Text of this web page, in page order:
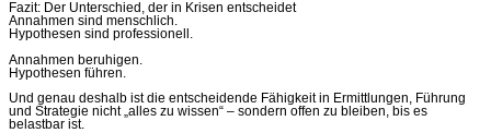
Fazit: Der Unterschied, der in Krisen entscheidet
Annahmen sind menschlich.
Hypothesen sind professionell.
Annahmen beruhigen.
Hypothesen führen.
Und genau deshalb ist die entscheidende Fähigkeit in Ermittlungen, Führung
und Strategie nicht „alles zu wissen“ – sondern offen zu bleiben, bis es
belastbar ist.